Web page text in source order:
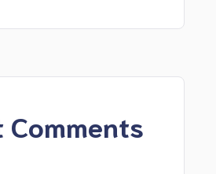
Comments